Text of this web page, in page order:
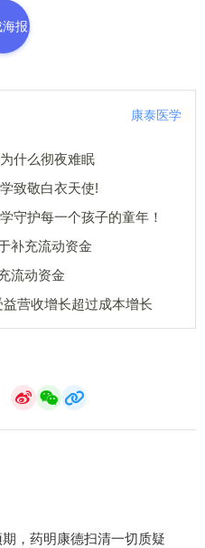
报
康泰医学
什么彻夜难眠
致敬白衣天使!
守护每一个孩子的童年！
补充流动资金
流动资金
营收增长超过成本增长
，药明康德扫清一切质疑